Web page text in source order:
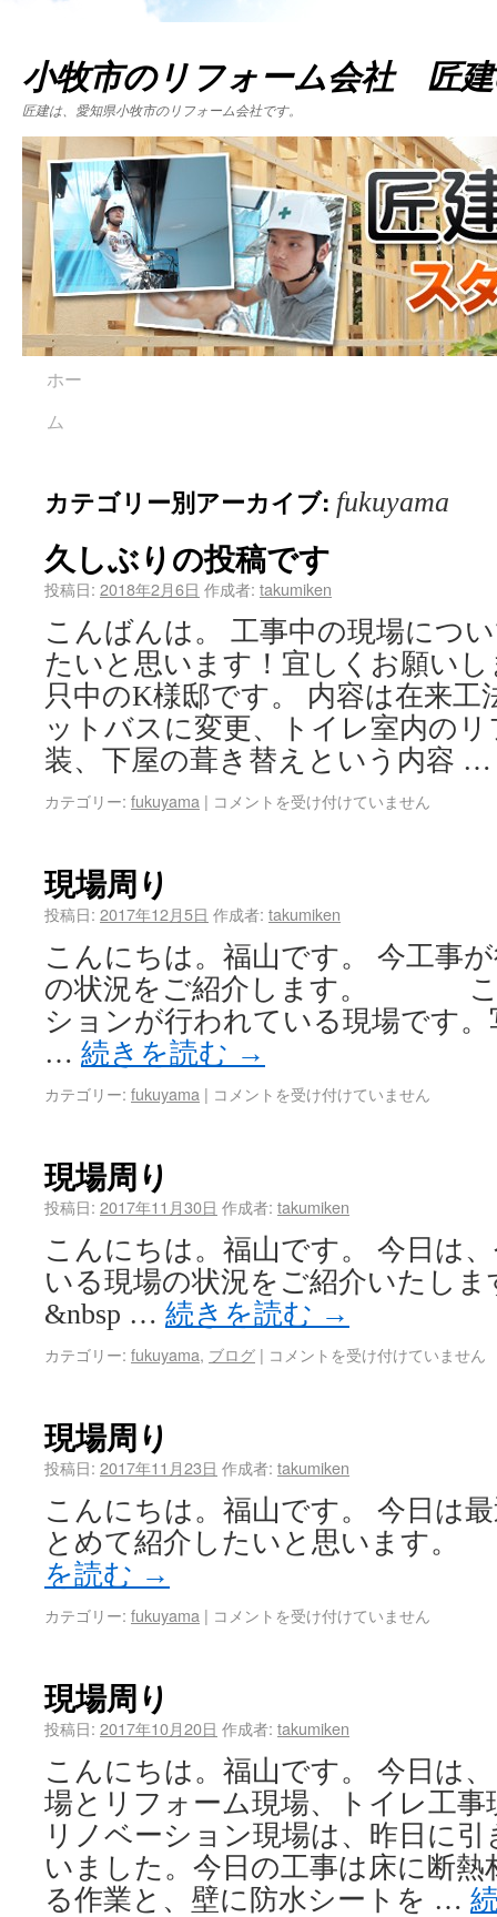
小牧市のリフォーム会社 匠
匠建は、愛知県小牧市のリフォーム会社です。
ホー
ム
カテゴリー別アーカイブ: fukuyama
久しぶりの投稿です
投稿日: 2018年2月6日 作成者: takumiken
こんばんは。 工事中の現場につ
たいと思います！宜しくお願い
只中のK様邸です。 内容は在来工
ットバスに変更、トイレ室内の
装、下屋の葺き替えという内容
カテゴリー: fukuyama | コメントを受け付けていません
現場周り
投稿日: 2017年12月5日 作成者: takumiken
こんにちは。福山です。 今工事
の状況をご紹介します。 こ
ションが行われている現場です
… 続きを読む →
カテゴリー: fukuyama | コメントを受け付けていません
現場周り
投稿日: 2017年11月30日 作成者: takumiken
こんにちは。福山です。 今日は
いる現場の状況をご紹介
&nbsp … 続きを読む →
カテゴリー: fukuyama, ブログ | コメントを受け付けていません
現場周り
投稿日: 2017年11月23日 作成者: takumiken
こんにちは。福山です。 今日は
とめて紹介したいと思
を読む →
カテゴリー: fukuyama | コメントを受け付けていません
現場周り
投稿日: 2017年10月20日 作成者: takumiken
こんにちは。福山です。 今日は
場とリフォーム現場、トイレ工
リノベーション現場は、昨日に
いました。今日の工事は床に断
る作業と、壁に防水シートを …